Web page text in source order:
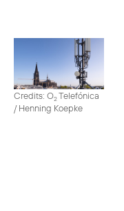
Credits: O2Telefónica
/ Henning Koepke